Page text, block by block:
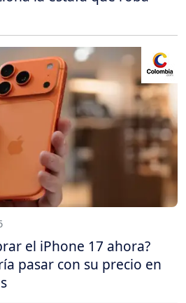
el iPhone 17 ahora?
pasar con su precio en